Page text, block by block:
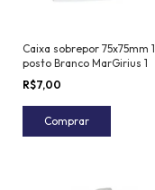
Caixa sobrepor 75x75mm 1
posto Branco MarGirius 1
R$7,00
Comprar